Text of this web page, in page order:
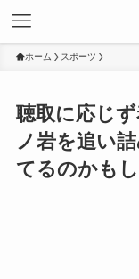
ホーム スポーツ
聴取に応じ
ノ岩を追い
てるのかも